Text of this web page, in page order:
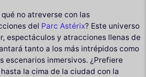
qué no atreverse con las
del Parc Astérix? Este universo
espectáculos y atracciones llenas de
tanto a los más intrépidos como
escenarios inmersivos. ¿Prefiere
la cima de la ciudad con la